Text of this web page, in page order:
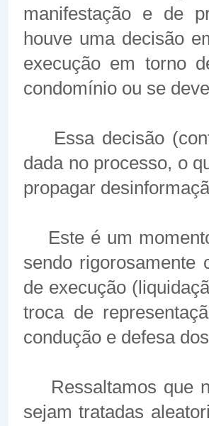
manifestação e de
houve uma decisão
execução em torno
condomínio ou se
Essa decisão
dada no processo, o
propagar
Este é um
sendo rigorosamente
de execução
troca de
condução e defesa
Ressaltamos que
sejam tratadas